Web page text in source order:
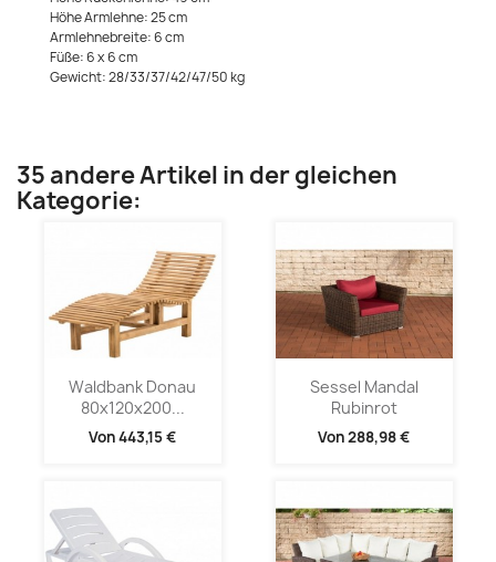
Höhe Armlehne: 25 cm
Armlehnebreite: 6 cm
Füße: 6 x 6 cm
Gewicht: 28/33/37/42/47/50 kg
35 andere Artikel in der gleichen
Kategorie:
Waldbank Donau
80x120x200...
Von443,15 €
Sessel Mandal
Rubinrot
Von288,98 €